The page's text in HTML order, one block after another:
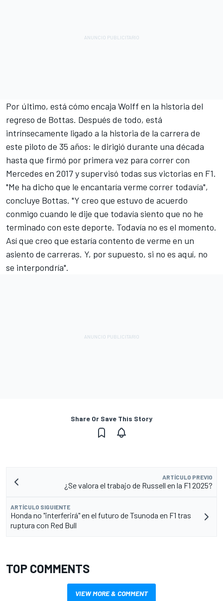
Por último, está cómo encaja Wolff en la historia del
regreso de Bottas. Después de todo, está
intrínsecamente ligado a la historia de la carrera de
este piloto de 35 años: le dirigió durante una década
hasta que firmó por primera vez para correr con
Mercedes en 2017 y supervisó todas sus victorias en F1.
"Me ha dicho que le encantaría verme correr todavía",
concluye Bottas. "Y creo que estuvo de acuerdo
conmigo cuando le dije que todavía siento que no he
terminado con este deporte. Todavía no es el momento.
Así que creo que estaría contento de verme en un
asiento de carreras. Y, por supuesto, si no es aquí, no
se interpondría".
Share Or Save This Story
ARTÍCULO PREVIO
¿Se valora el trabajo de Russell en la F1 2025?
ARTÍCULO SIGUIENTE
Honda no "interferirá" en el futuro de Tsunoda en F1 tras
ruptura con Red Bull
TOP COMMENTS
VIEW MORE & COMMENT